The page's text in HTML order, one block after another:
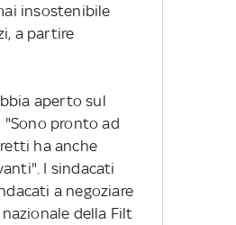
insostenibile
a partire
aperto sul
pronto ad
ha anche
I sindacati
a negoziare
della Filt